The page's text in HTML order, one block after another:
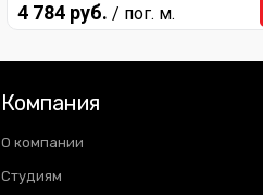
4 784 руб. / пог. м.
Компания
О компании
Студиям